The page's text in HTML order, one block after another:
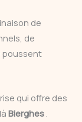
de
de
poussent
qui offre des
Bierghes .